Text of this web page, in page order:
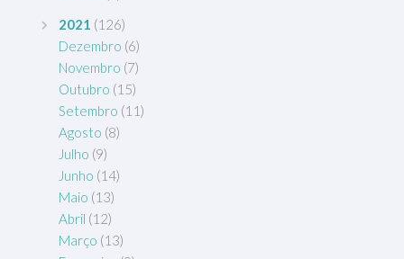
2021 (126)
Dezembro (6)
Novembro (7)
Outubro (15)
Setembro (11)
Agosto (8)
Julho (9)
Junho (14)
Maio (13)
Abril (12)
Março (13)